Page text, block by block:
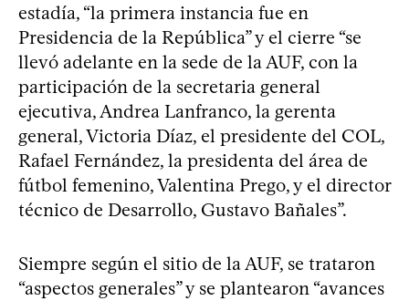
estadía, “la primera instancia fue en
Presidencia de la República” y el cierre “se
llevó adelante en la sede de la AUF, con la
participación de la secretaria general
ejecutiva, Andrea Lanfranco, la gerenta
general, Victoria Díaz, el presidente del COL,
Rafael Fernández, la presidenta del área de
fútbol femenino, Valentina Prego, y el director
técnico de Desarrollo, Gustavo Bañales”.
Siempre según el sitio de la AUF, se trataron
“aspectos generales” y se plantearon “avances